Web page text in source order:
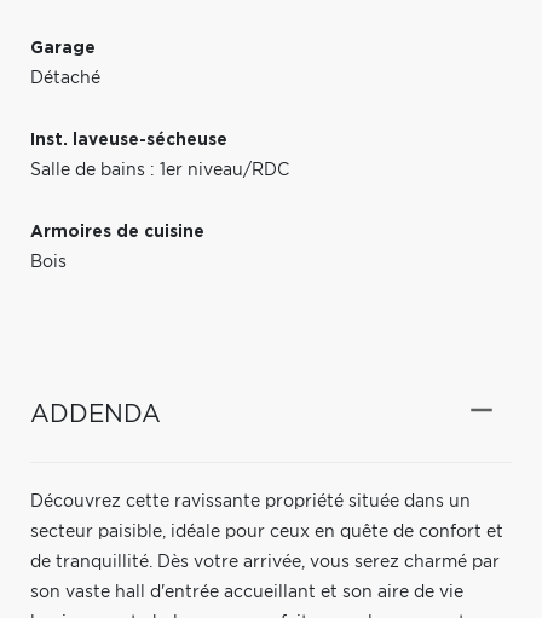
Garage
Détaché
Inst. laveuse-sécheuse
Salle de bains : 1er niveau/RDC
Armoires de cuisine
Bois
ADDENDA
Découvrez cette ravissante propriété située dans un
secteur paisible, idéale pour ceux en quête de confort et
de tranquillité. Dès votre arrivée, vous serez charmé par
son vaste hall d'entrée accueillant et son aire de vie